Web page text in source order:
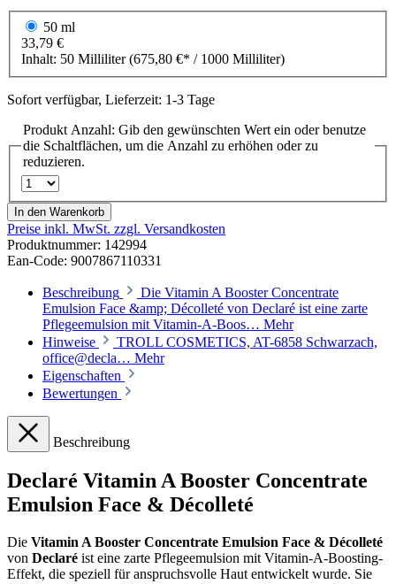
50 ml
33,79 €
Inhalt: 50 Milliliter(675,80 €* / 1000 Milliliter)
Sofort verfügbar, Lieferzeit: 1-3 Tage
Produkt Anzahl: Gib den gewünschten Wert ein oder benutze
die Schaltflächen, um die Anzahl zu erhöhen oder zu
reduzieren.
In den Warenkorb
Preise inkl. MwSt. zzgl. Versandkosten
Produktnummer: 142994
Ean-Code: 9007867110331
Beschreibung
Die Vitamin A Booster Concentrate
Emulsion Face &amp; Décolleté von Declaré ist eine zarte
Pflegeemulsion mit Vitamin-A-Boos… Mehr
Hinweise
TROLL COSMETICS, AT-6858 Schwarzach,
office@decla… Mehr
Eigenschaften
Bewertungen
Beschreibung
Declaré Vitamin A Booster Concentrate
Emulsion Face & Décolleté
Die Vitamin A Booster Concentrate Emulsion Face & Décolleté
von Declaré ist eine zarte Pflegeemulsion mit Vitamin-A-Boosting-
Effekt, die speziell für anspruchsvolle Haut entwickelt wurde. Sie